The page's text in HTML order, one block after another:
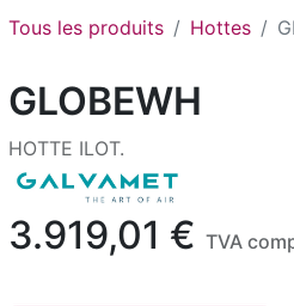
Tous les produits Hottes
GLOBEWH
HOTTE ILOT.
3.919,01 € TVA